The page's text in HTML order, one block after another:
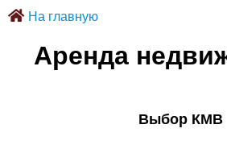
На главную
Аренда
Выбор КМВ